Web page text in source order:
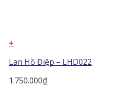
+
Lan Hồ Điệp – LHD022
1.750.000₫